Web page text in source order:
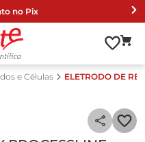
no Pix
e Células ELETRODO DE